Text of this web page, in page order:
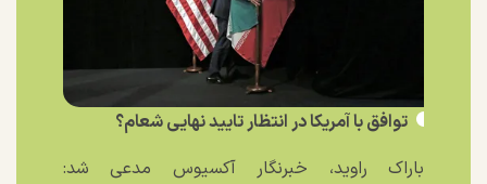
توافق با آمریکا در انتظار تایید نهایی شعام؟
باراک راوید، خبرنگار آکسیوس مدعی شد: